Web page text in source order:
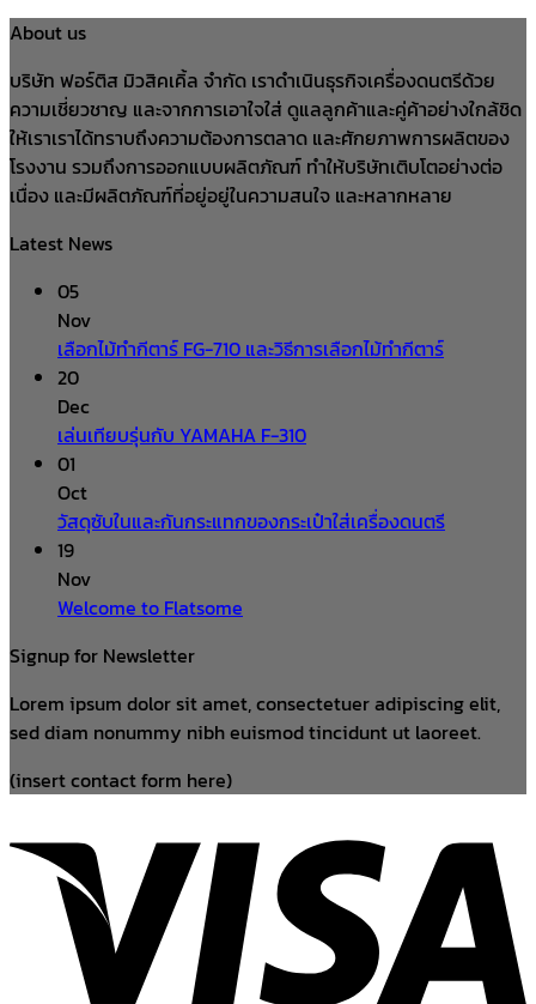
About us
บริษัท ฟอร์ติส มิวสิคเคิ้ล จำกัด เราดำเนินธุรกิจเครื่องดนตรีด้วย
ความเชี่ยวชาญ และจากการเอาใจใส่ ดูแลลูกค้าและคู่ค้าอย่างใกล้ชิด
ให้เราเราได้ทราบถึงความต้องการตลาด และศักยภาพการผลิตของ
โรงงาน รวมถึงการออกแบบผลิตภัณฑ์ ทำให้บริษัทเติบโตอย่างต่อ
เนื่อง และมีผลิตภัณฑ์ที่อยู่อยู่ในความสนใจ และหลากหลาย
Latest News
05
Nov
เลือกไม้ทำกีตาร์ FG-710 และวิธีการเลือกไม้ทำกีตาร์
20
Dec
เล่นเทียบรุ่นกับ YAMAHA F-310
01
Oct
วัสดุซับในและกันกระแทกของกระเป๋าใส่เครื่องดนตรี
19
Nov
Welcome to Flatsome
Signup for Newsletter
Lorem ipsum dolor sit amet, consectetuer adipiscing elit,
sed diam nonummy nibh euismod tincidunt ut laoreet.
(insert contact form here)